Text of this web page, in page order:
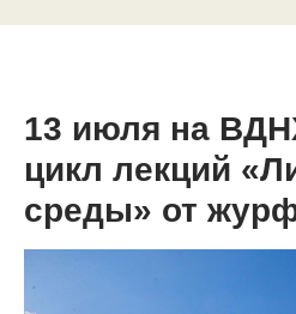
13 июля на
цикл лекций
среды» от